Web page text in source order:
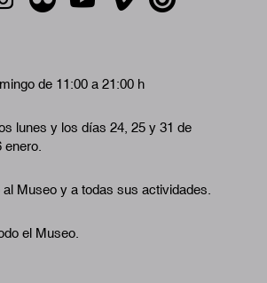
de 11:00 a 21:00 h
lunes y los días 24, 25 y 31 de
Museo y a todas sus actividades.
el Museo.